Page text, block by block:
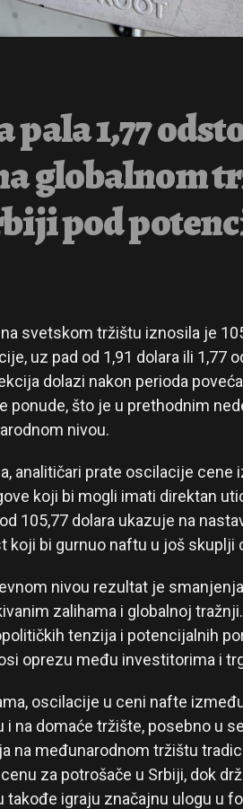
1,77
globalnom
pod
svetskom tržištu iznosila je
uz pad od 1,91 dolara ili 1,77
dolazi nakon perioda
ponude, što je u prethodnim
nivou.
analitičari prate oscilacije cene
koji bi mogli imati direktan
105,77 dolara ukazuje na
koji bi gurnuo naftu u još skuplji
nivou rezultat je
zalihama i globalnoj
tenzija i potencijalnih
oprezu među investitorima i
oscilacije u ceni nafte
i na domaće tržište, posebno u
na međunarodnom tržištu
za potrošače u Srbiji, dok
takođe igraju značajnu ulogu u